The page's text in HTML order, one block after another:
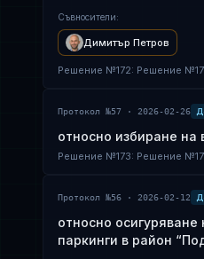
Съвносители:
Димитър Петров
Решение №172: Решение
Протокол №57 · 2026-02-26
относно избиране
Решение №173: Решение
Протокол №56 · 2026-02-12
относно
паркинги в район